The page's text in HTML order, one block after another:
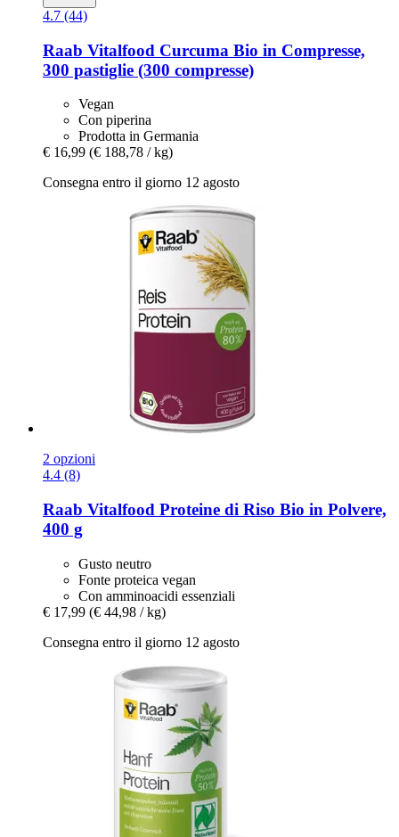
4.7 (44)
Raab Vitalfood Curcuma Bio in Compresse,
300 pastiglie (300 compresse)
Vegan
Con piperina
Prodotta in Germania
€ 16,99 (€ 188,78 / kg)
Consegna entro il giorno 12 agosto
2 opzioni
4.4 (8)
Raab Vitalfood Proteine di Riso Bio in Polvere,
400 g
Gusto neutro
Fonte proteica vegan
Con amminoacidi essenziali
€ 17,99 (€ 44,98 / kg)
Consegna entro il giorno 12 agosto